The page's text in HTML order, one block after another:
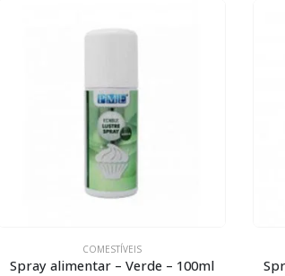
COMESTÍVEIS
Spray alimentar – Pérola – 100ml